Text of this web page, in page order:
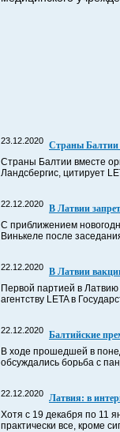
23.12.2020 Cтраны Балтии
Страны Балтии вместе
Ландсбергис, цитирует
22.12.2020 В Латвии
С приближением
Винькеле после
22.12.2020 В Латвии
Первой партией в
агентству LETA в
22.12.2020 Балтийские
В ходе прошедшей в
обсуждались борьба с
22.12.2020 Латвия: в
Хотя с 19 декабря по 11
практически все, кроме